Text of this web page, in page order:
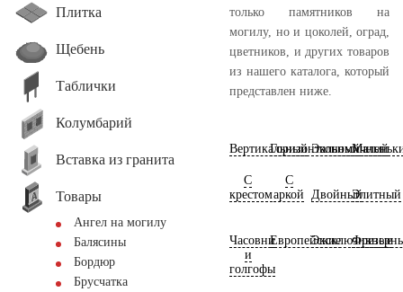
Плитка
Щебень
Таблички
Колумбарий
Вставка из гранита
Товары
Ангел на могилу
Балясины
Бордюр
Брусчатка
только памятников на
могилу, но и цоколей, оград,
цветников, и других товаров
из нашего каталога, который
представлен ниже.
ВертикальныйГоризонтальный
Экономичный
С
крестом
С
аркой
ДвойныйЭлитный
Часовни
и
голгофы
ЕвропейскиеЭксклюзивные